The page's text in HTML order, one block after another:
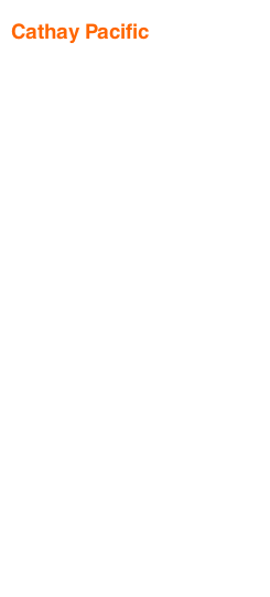
Cathay Pacific